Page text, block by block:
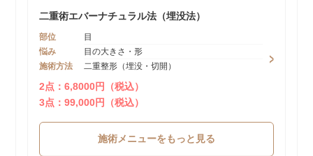
二重術エバーナチュラル法（埋没法）
部位
目
悩み
目の大きさ・形
施術方法
二重整形（埋没・切開）
2点：6,8000円（税込）
3点：99,000円（税込）
施術メニューをもっと見る